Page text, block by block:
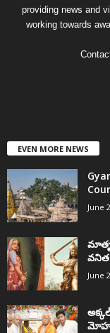
providing news and
working towards
EVEN MORE NEWS
June
వనిత
June